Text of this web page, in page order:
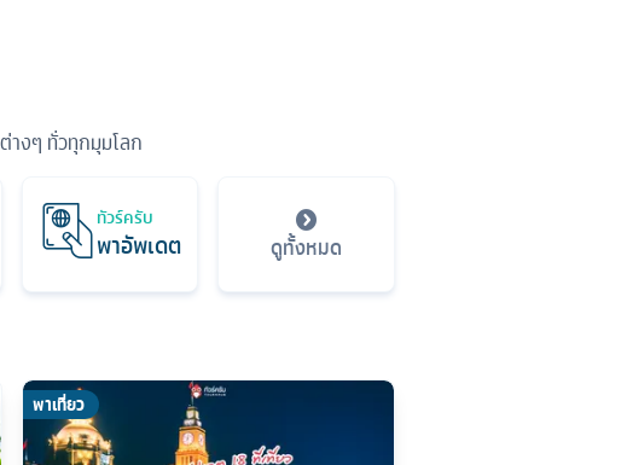
างๆ ทั่วทุกมุมโลก
ทัวร์ครับ
พาอัพเดต ดูทั้งหมด
พาเที่ยว